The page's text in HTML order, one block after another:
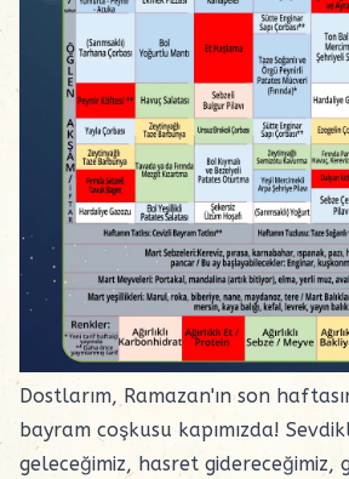
Dostlarım, Ramazan'ın son
bayram coşkusu kapımızda!
geleceğimiz, hasret gidereceğimiz,